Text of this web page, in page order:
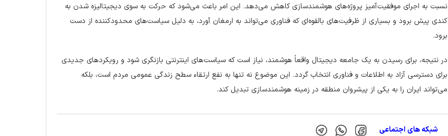
نسبت به اجرای موفقیت‌آمیز پروژه‌های هوشمندسازی کاهش می‌دهد. این امر باعث می‌شود که حرکت به سوی دیجیتالیزه شدن به
کندی پیش برود و بسیاری از ظرفیت‌های بالقوه‌ای که فناوری می‌تواند به ارمغان آورد، به دلیل سیاست‌های محدودکننده از دست
برود.
در نتیجه، برای رسیدن به یک جامعه دیجیتال واقعاً هوشمند، نیاز است که سیاست‌های اینترنتی بازنگری شود و رویکردهای جدیدی
برای دسترسی آزاد به اطلاعات و فناوری انتخاب گردد. این موضوع نه تنها به نفع ارتقاء سطح زندگی عمومی مردم است، بلکه
می‌تواند ایران را به یکی از پیشروان منطقه در زمینه هوشمندسازی تبدیل کند.
شبکه های اجتماعی